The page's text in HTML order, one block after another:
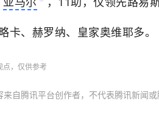
卡、赫罗纳、皇家奥维耶多。
点，仅供参考
自腾讯平台创作者，不代表腾讯新闻或